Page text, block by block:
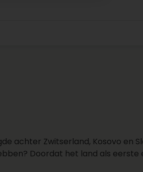
achter Zwitserland, Kosovo en
Doordat het land als eerste